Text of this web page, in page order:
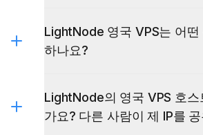
LightNode 영국 VPS는 어떤
하나요?
LightNode의 영국 VPS 호스
가요? 다른 사람이 제 IP를